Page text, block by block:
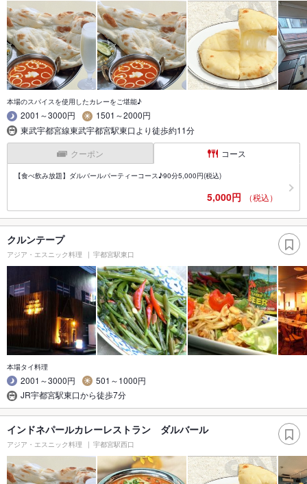
本場のスパイスを使用したカレーをご堪能♪
2001～3000円
1501～2000円
東武宇都宮線東武宇都宮駅東口より徒歩約11分
クーポン コース
【食べ飲み放題】ダルバールパーティーコース♪90分5,000円(税込)
5,000円 （税込）
クルンテープ
アジア・エスニック料理 宇都宮駅東口
本場タイ料理
2001～3000円
501～1000円
JR宇都宮駅東口から徒歩7分
インドネパールカレーレストラン ダルバール
アジア・エスニック料理 宇都宮駅西口